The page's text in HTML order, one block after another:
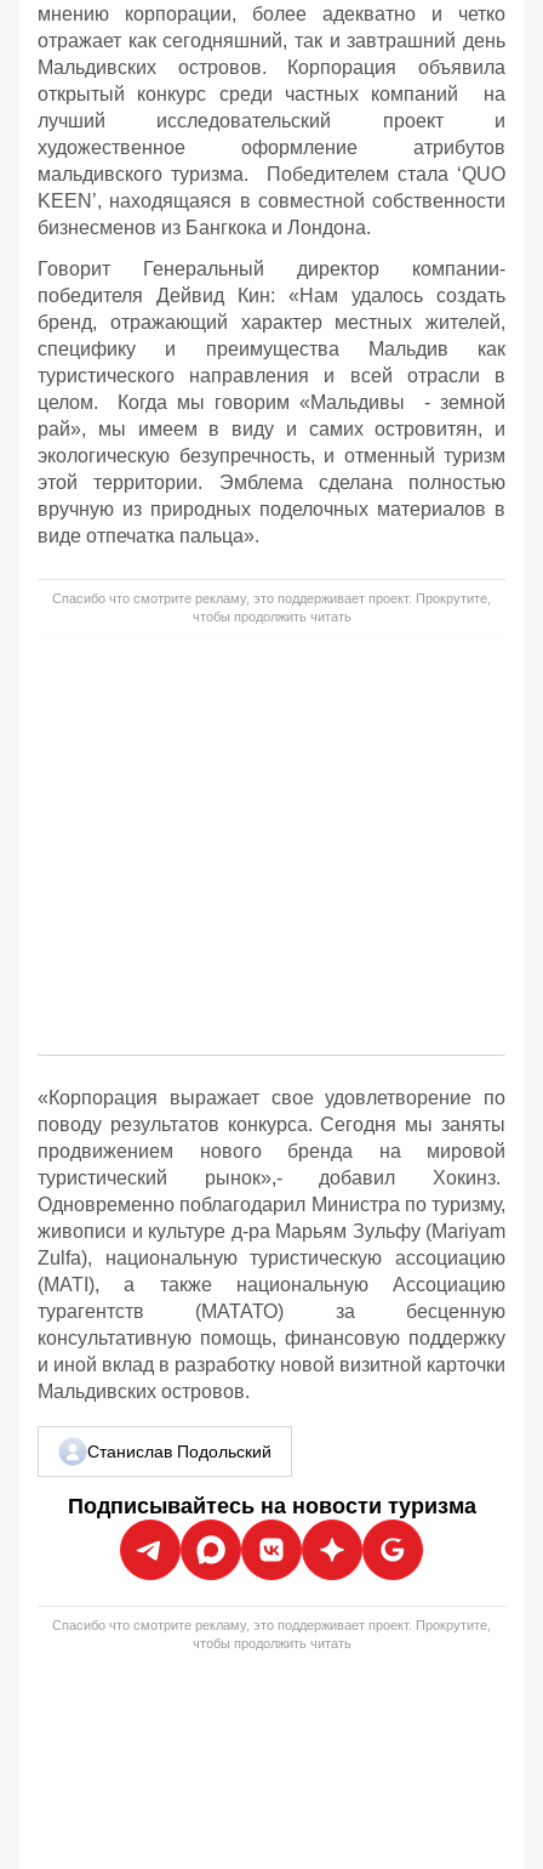
мнению корпорации, более адекватно и четко
отражает как сегодняшний, так и завтрашний день
Мальдивских островов. Корпорация объявила
открытый конкурс среди частных компаний на
лучший исследовательский проект и
художественное оформление атрибутов
мальдивского туризма. Победителем стала ‘QUO
KEEN’, находящаяся в совместной собственности
бизнесменов из Бангкока и Лондона.
Говорит Генеральный директор компании-
победителя Дейвид Кин: «Нам удалось создать
бренд, отражающий характер местных жителей,
специфику и преимущества Мальдив как
туристического направления и всей отрасли в
целом. Когда мы говорим «Мальдивы - земной
рай», мы имеем в виду и самих островитян, и
экологическую безупречность, и отменный туризм
этой территории. Эмблема сделана полностью
вручную из природных поделочных материалов в
виде отпечатка пальца».
Спасибо что смотрите рекламу, это поддерживает проект. Прокрутите,
чтобы продолжить читать
«Корпорация выражает свое удовлетворение по
поводу результатов конкурса. Сегодня мы заняты
продвижением нового бренда на мировой
туристический рынок»,- добавил Хокинз.
Одновременно поблагодарил Министра по туризму,
живописи и культуре д-ра Марьям Зульфу (Mariyam
Zulfa), национальную туристическую ассоциацию
(MATI), а также национальную Ассоциацию
турагентств (МАТАТО) за бесценную
консультативную помощь, финансовую поддержку
и иной вклад в разработку новой визитной карточки
Мальдивских островов.
Станислав Подольский
Подписывайтесь на новости туризма
Спасибо что смотрите рекламу, это поддерживает проект. Прокрутите,
чтобы продолжить читать